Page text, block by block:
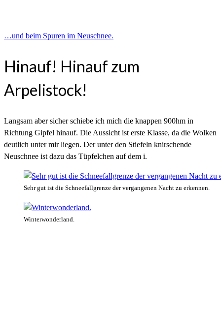
…und beim Spuren im Neuschnee.
Hinauf! Hinauf zum
Arpelistock!
Langsam aber sicher schiebe ich mich die knappen 900hm in
Richtung Gipfel hinauf. Die Aussicht ist erste Klasse, da die Wolken
deutlich unter mir liegen. Der unter den Stiefeln knirschende
Neuschnee ist dazu das Tüpfelchen auf dem i.
Sehr gut ist die Schneefallgrenze der vergangenen Nacht zu erkennen.
Winterwonderland.